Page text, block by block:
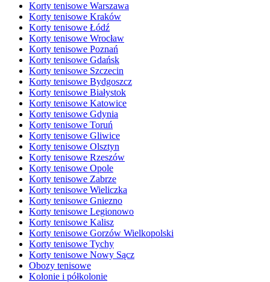
Korty tenisowe Warszawa
Korty tenisowe Kraków
Korty tenisowe Łódź
Korty tenisowe Wrocław
Korty tenisowe Poznań
Korty tenisowe Gdańsk
Korty tenisowe Szczecin
Korty tenisowe Bydgoszcz
Korty tenisowe Białystok
Korty tenisowe Katowice
Korty tenisowe Gdynia
Korty tenisowe Toruń
Korty tenisowe Gliwice
Korty tenisowe Olsztyn
Korty tenisowe Rzeszów
Korty tenisowe Opole
Korty tenisowe Zabrze
Korty tenisowe Wieliczka
Korty tenisowe Gniezno
Korty tenisowe Legionowo
Korty tenisowe Kalisz
Korty tenisowe Gorzów Wielkopolski
Korty tenisowe Tychy
Korty tenisowe Nowy Sącz
Obozy tenisowe
Kolonie i półkolonie